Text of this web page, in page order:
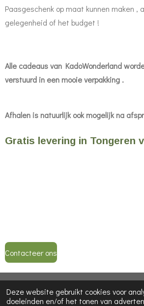
Deze website gebruikt cookies voor
doeleinden en/of het tonen van
Paasgeschenk op maat kunnen maken ,
gelegenheid of het budget !
Alle cadeaus van KadoWonderland
verstuurd in een mooie
Afhalen is natuurlijk ook mogelijk na
Gratis levering in Tongeren
Contacteer ons
© 2022 - 2026 KadoWonderLand
Powered byJouwWeb